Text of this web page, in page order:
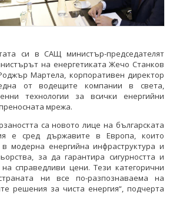
си в САЩ министър-председателят
на енергетиката Жечо Станков
Мартела, корпоративен директор
от водещите компании в света,
технологии за всички енергийни
мрежа.
са новото лице на българската
е сред държавите в Европа, които
модерна енергийна инфраструктура и
за да гарантира сигурността и
справедливи цени. Тези категорични
ни все по-разпознаваема на
решения за чиста енергия“, подчерта